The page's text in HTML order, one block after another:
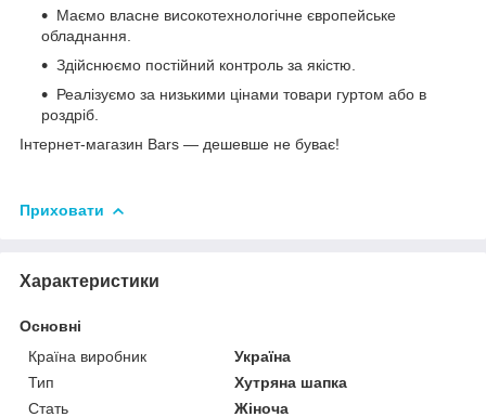
Маємо власне високотехнологічне європейське
обладнання.
Здійснюємо постійний контроль за якістю.
Реалізуємо за низькими цінами товари гуртом або в
роздріб.
Інтернет-магазин Bars — дешевше не буває!
Приховати
Характеристики
Основні
Країна виробник
Україна
Тип
Хутряна шапка
Стать
Жіноча